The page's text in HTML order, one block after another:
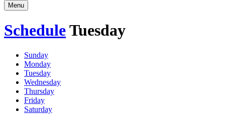
Menu
ScheduleTuesday
Sunday
Monday
Tuesday
Wednesday
Thursday
Friday
Saturday